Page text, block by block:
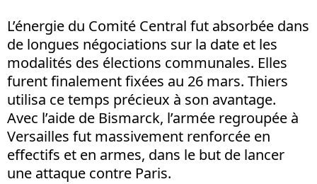
L’énergie du Comité Central fut absorbée dans
de longues négociations sur la date et les
modalités des élections communales. Elles
furent finalement fixées au 26 mars. Thiers
utilisa ce temps précieux à son avantage.
Avec l’aide de Bismarck, l’armée regroupée à
Versailles fut massivement renforcée en
effectifs et en armes, dans le but de lancer
une attaque contre Paris.